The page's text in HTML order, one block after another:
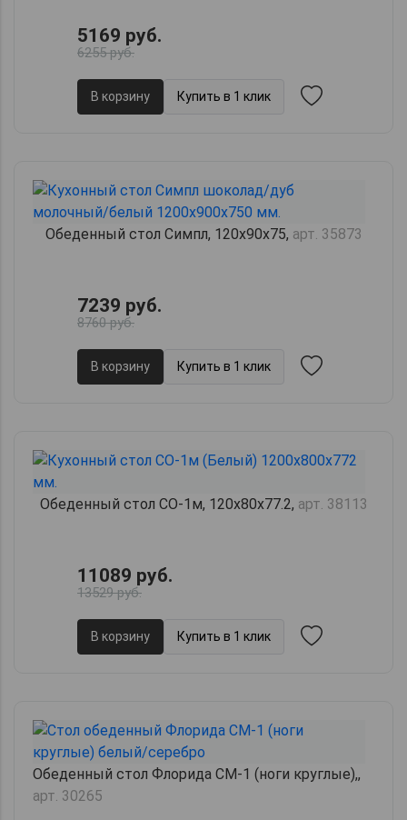
5169 руб.
6255 руб.
В корзину Купить в 1 клик
Обеденный стол Симпл, 120х90х75, арт. 35873
7239 руб.
8760 руб.
В корзину Купить в 1 клик
Обеденный стол СО-1м, 120х80х77.2, арт. 38113
11089 руб.
13529 руб.
В корзину Купить в 1 клик
Обеденный стол Флорида СМ-1 (ноги круглые),,
арт. 30265